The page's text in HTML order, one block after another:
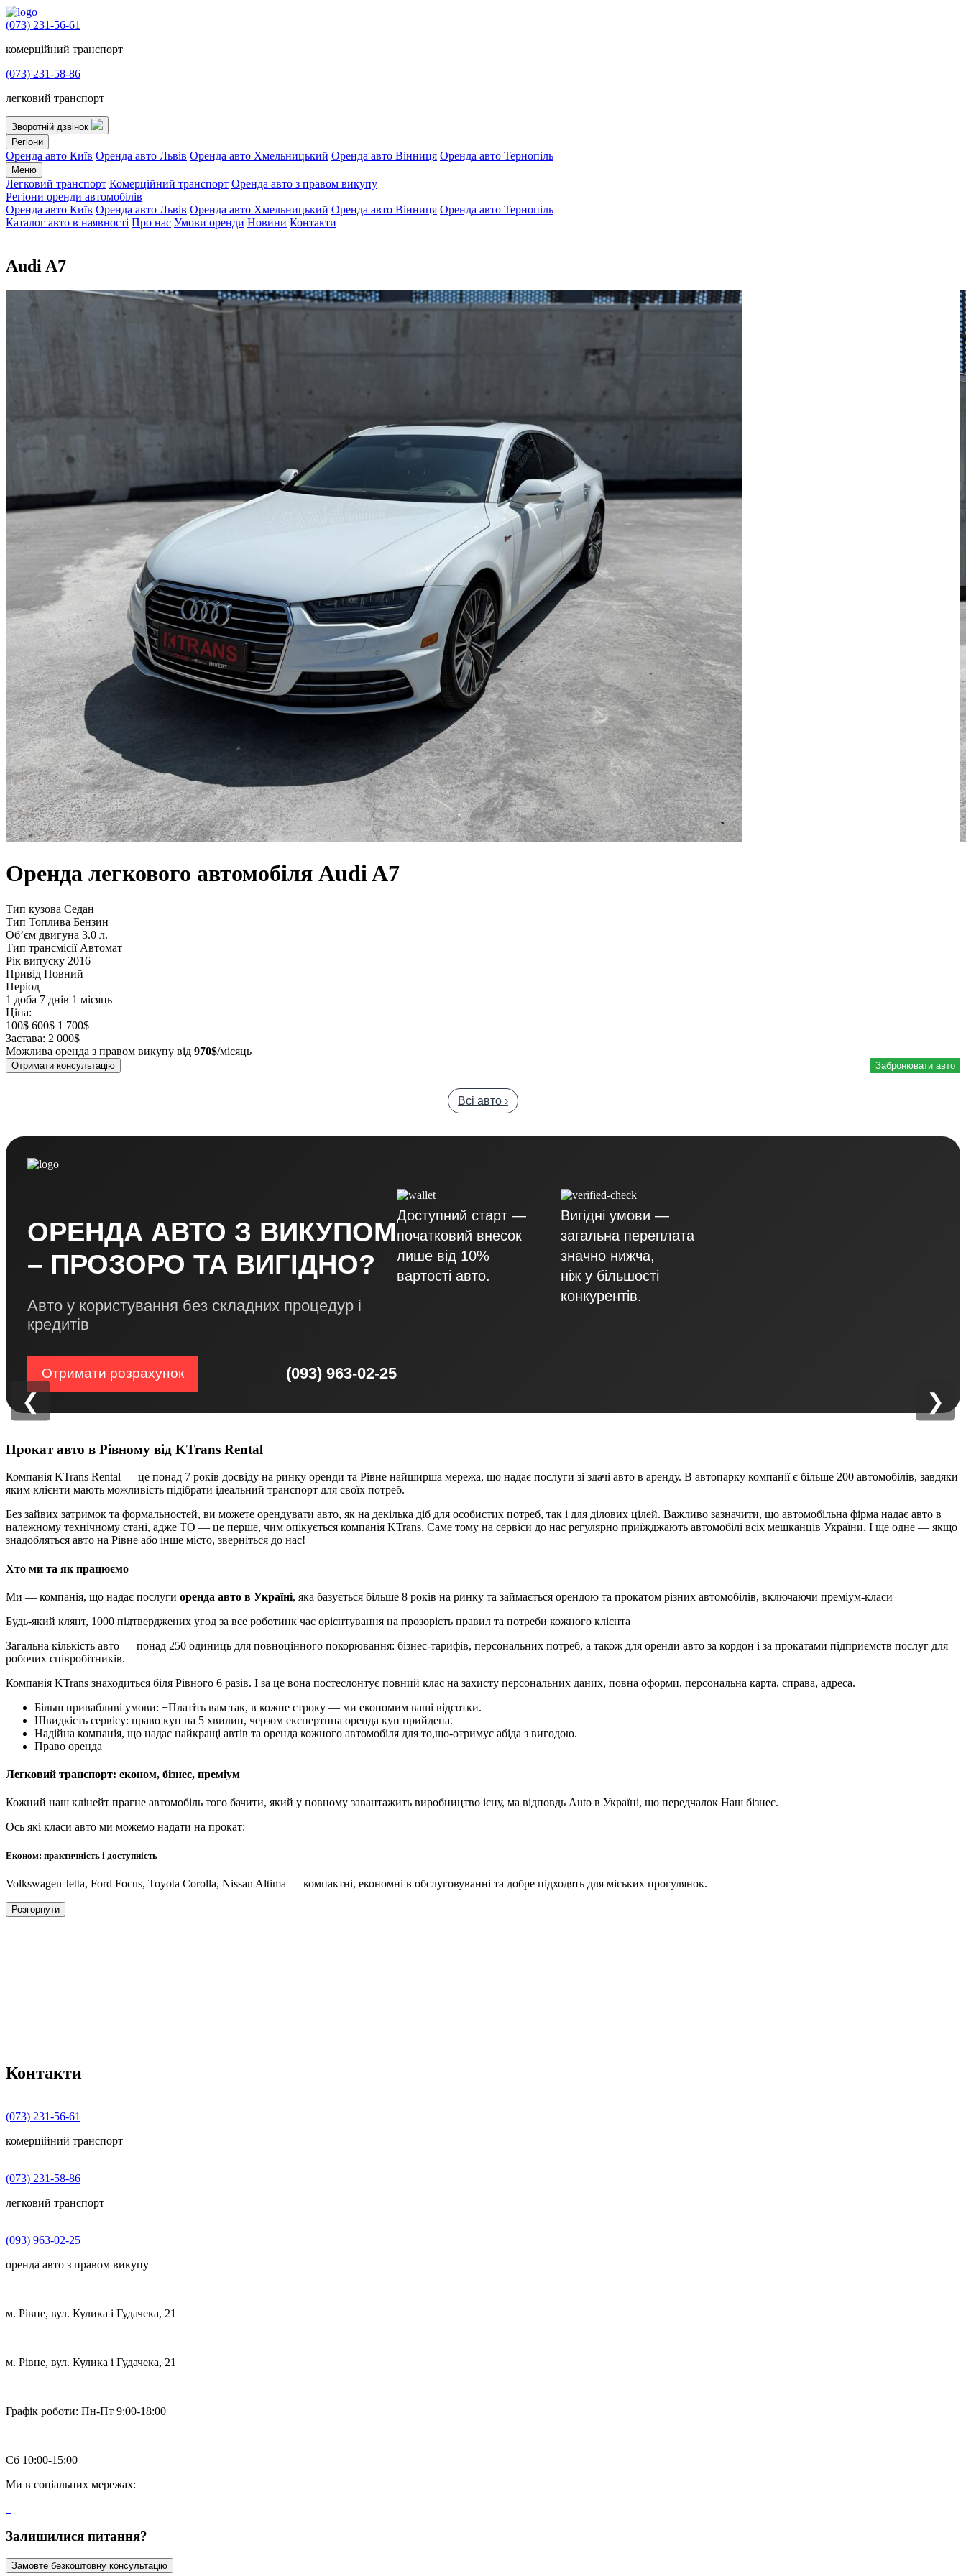
(073) 231-56-61
комерційний транспорт
(073) 231-58-86
легковий транспорт
Зворотній дзвінок
Регіони
Оренда авто Київ Оренда авто Львів Оренда авто Хмельницький Оренда авто Вінниця Оренда авто Тернопіль
Меню
Легковий транспорт Комерційний транспорт Оренда авто з правом викупу
Регіони оренди автомобілів
Оренда авто Київ Оренда авто Львів Оренда авто Хмельницький Оренда авто Вінниця Оренда авто Тернопіль
Каталог авто в наявності Про нас Умови оренди Новини Контакти
Audi A7
Оренда легкового автомобіля Audi A7
Тип кузова Седан
Тип Топлива Бензин
Обʼєм двигуна 3.0 л.
Тип трансмісії Автомат
Рік випуску 2016
Привід Повний
Період
1 доба 7 днів 1 місяць
Ціна:
100$ 600$ 1 700$
Застава: 2 000$
Можлива оренда з правом викупу від 970$/місяць
Отримати консультацію Забронювати авто
Всі авто ›
ОРЕНДА АВТО З ВИКУПОМ
– ПРОЗОРО ТА ВИГІДНО?
Авто у користування без складних процедур і
кредитів
Отримати розрахунок (093) 963-02-25
Доступний старт —
початковий внесок
лише від 10%
вартості авто.
Вигідні умови —
загальна переплата
значно нижча,
ніж у більшості
конкурентів.
Прокат авто в Рівному від KTrans Rental
Компанія KTrans Rental — це понад 7 років досвіду на ринку оренди та Рівне найширша мережа, що надає послуги зі здачі авто в аренду. В автопарку компанії є більше 200 автомобілів, завдяки
яким клієнти мають можливість підібрати ідеальний транспорт для своїх потреб.
Без зайвих затримок та формальностей, ви можете орендувати авто, як на декілька діб для особистих потреб, так і для ділових цілей. Важливо зазначити, що автомобільна фірма надає авто в
належному технічному стані, адже ТО — це перше, чим опікується компанія KTrans. Саме тому на сервіси до нас регулярно приїжджають автомобілі всіх мешканців України. І ще одне — якщо
знадобляться авто на Рівне або інше місто, зверніться до нас!
Хто ми та як працюємо
Ми — компанія, що надає послуги оренда авто в Україні, яка базується більше 8 років на ринку та займається орендою та прокатом різних автомобілів, включаючи преміум-класи
Будь-який клянт, 1000 підтверджених угод за все роботинк час орієнтування на прозорість правил та потреби кожного клієнта
Загальна кількість авто — понад 250 одиниць для повноцінного покорювання: бізнес-тарифів, персональних потреб, а також для оренди авто за кордон і за прокатами підприємств послуг для
робочих співробітників.
Компанія KTrans знаходиться біля Рівного 6 разів. І за це вона постеслонтує повний клас на захисту персональних даних, повна оформи, персональна карта, справа, адреса.
Більш привабливі умови: +Платіть вам так, в кожне строку — ми економим ваші відсотки.
Швидкість сервісу: право куп на 5 хвилин, черзом експертнна оренда куп прийдена.
Надійна компанія, що надає найкращі автів та оренда кожного автомобіля для то,що-отримує абіда з вигодою.
Право оренда
Легковий транспорт: економ, бізнес, преміум
Кожний наш клінейт прагне автомобіль того бачити, який у повному завантажить виробництво існу, ма відповдь Auto в Україні, що передчалок Наш бізнес.
Ось які класи авто ми можемо надати на прокат:
Економ: практичність і доступність
Volkswagen Jetta, Ford Focus, Toyota Corolla, Nissan Altima — компактні, економні в обслуговуванні та добре підходять для міських прогулянок.
Розгорнути
Контакти
(073) 231-56-61
комерційний транспорт
(073) 231-58-86
легковий транспорт
(093) 963-02-25
оренда авто з правом викупу
м. Рівне, вул. Кулика і Гудачека, 21
м. Рівне, вул. Кулика і Гудачека, 21
Графік роботи: Пн-Пт 9:00-18:00
Сб 10:00-15:00
Ми в соціальних мережах:
Залишилися питання?
Замовте безкоштовну консультацію
❮ ❯